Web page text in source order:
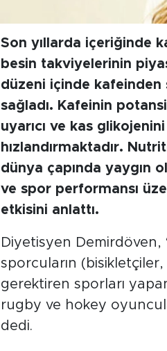
Son yıllarda içeriğinde
besin takviyelerinin
düzeni içinde kafeinden
sağladı. Kafeinin
uyarıcı ve kas
hızlandırmaktadır.
dünya çapında yaygın
ve spor performansı
etkisini anlattı.
Diyetisyen Demirdöven,
sporcuların
gerektiren sporları
rugby ve hokey
dedi.